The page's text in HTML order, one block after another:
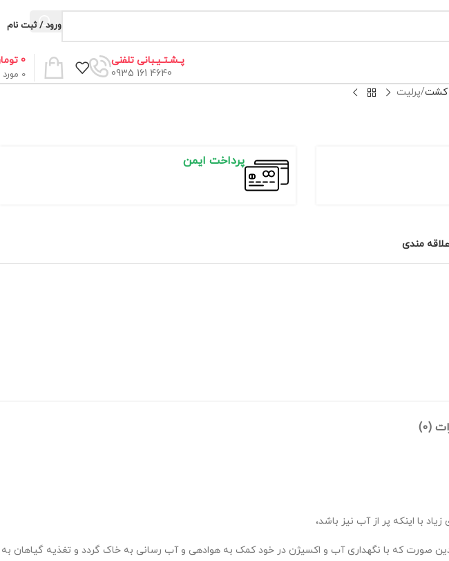
ورود / ثبت نام
پـشـتـیـبانی تلفنی
4640 161 0935
0 مورد
0
کشت پرلیت
پرداخت ایمن
مندی
(0)
با اینکه پر از آب نیز باشد،
خاک گردد. بدین صورت که با نگهداری آب و اکسیژن در خود کمک به هوادهی و آب رسانی به خاک گردد و تغذیه گیاهان به